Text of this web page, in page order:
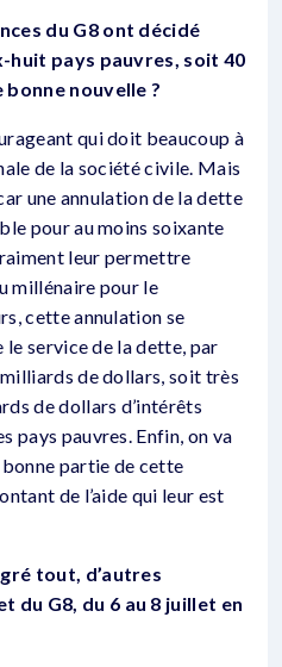
du G8 ont décidé
huit pays pauvres, soit 40
nouvelle ?
qui doit beaucoup à
de la société civile. Mais
une annulation de la dette
pour au moins soixante
leur permettre
millénaire pour le
cette annulation se
service de la dette, par
milliards de dollars, soit très
de dollars d’intérêts
pays pauvres. Enfin, on va
partie de cette
de l’aide qui leur est
tout, d’autres
du G8, du 6 au 8 juillet en